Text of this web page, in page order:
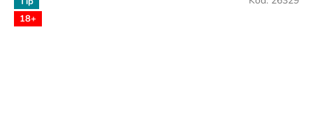
18+